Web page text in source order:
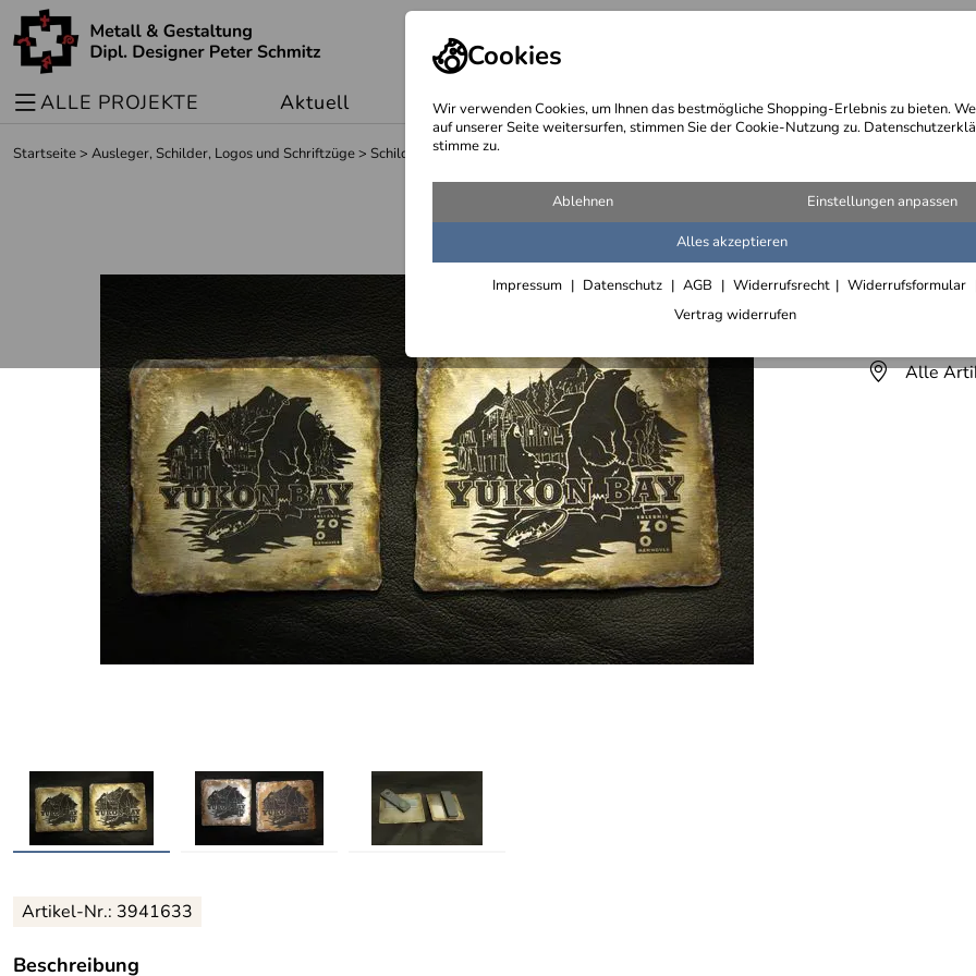
Cookies
Wir verwenden Cookies, um Ihnen das bestmögliche Shopping-Erlebnis zu bieten.
auf unserer Seite weitersurfen, stimmen Sie der Cookie-Nutzung zu.
stimme zu.
Ablehnen Einstellungen anpassen
Alles akzeptieren
Impressum Datenschutz AGB Widerrufsrecht
Widerrufsformular
Vertrag widerrufen
ALLE PROJEKTE Aktuell Sonderangebote Wegebeschreibung @
Startseite> Ausleger, Schilder, Logos und Schriftzüge> Schilder
Yukon
Lieferfrist
Alle
Artikel-Nr.: 3941633
Beschreibung